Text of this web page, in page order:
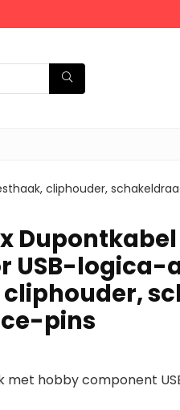
cliphouder,
x
USB-logica-
pins
met hobby component